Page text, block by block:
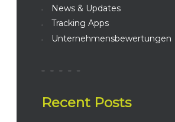
News & Updates
Tracking Apps
Unternehmensbewertungen
Recent Posts